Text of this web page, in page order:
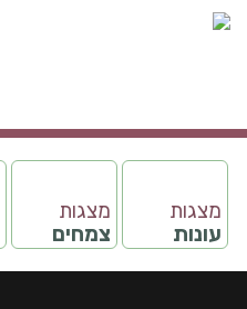
מצגות
עונות
מצגות
צמחים